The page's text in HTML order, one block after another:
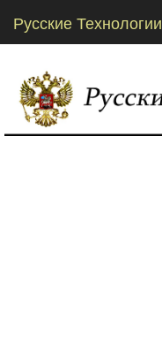
Русские Технологии